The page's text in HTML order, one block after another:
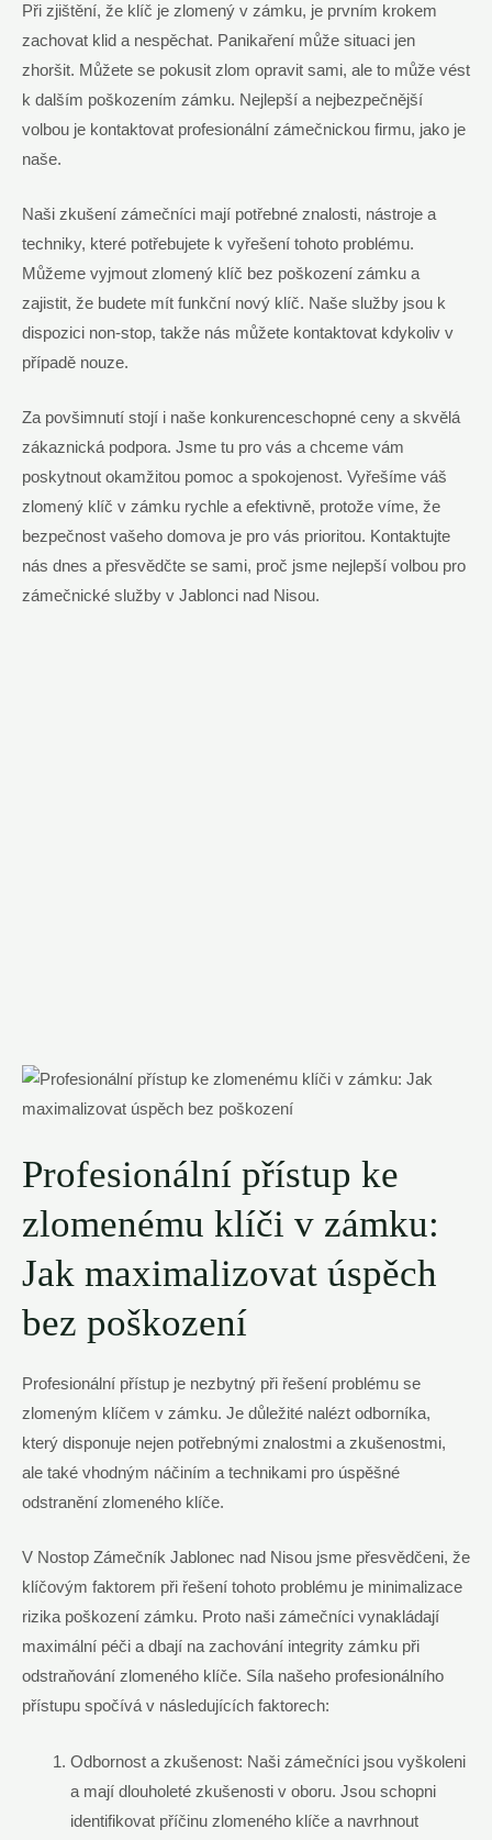
Při zjištění, že klíč je zlomený v zámku, je prvním krokem
zachovat klid a nespěchat. Panikaření může situaci jen
zhoršit. Můžete se pokusit zlom opravit sami, ale to může vést
k dalším poškozením zámku. Nejlepší a nejbezpečnější
volbou je kontaktovat profesionální zámečnickou firmu, jako je
naše.
Naši zkušení zámečníci mají potřebné znalosti, nástroje a
techniky, které potřebujete k vyřešení tohoto problému.
Můžeme vyjmout zlomený klíč bez poškození zámku a
zajistit, že budete mít funkční nový klíč. Naše služby jsou k
dispozici non-stop, takže nás můžete kontaktovat kdykoliv v
případě nouze.
Za povšimnutí stojí i naše konkurenceschopné ceny a skvělá
zákaznická podpora. Jsme tu pro vás a chceme vám
poskytnout okamžitou pomoc a spokojenost. Vyřešíme váš
zlomený klíč v zámku rychle a efektivně, protože víme, že
bezpečnost vašeho domova je pro vás prioritou. Kontaktujte
nás dnes a přesvědčte se sami, proč jsme nejlepší volbou pro
zámečnické služby v Jablonci nad Nisou.
Profesionální přístup ke
zlomenému klíči v zámku:
Jak maximalizovat úspěch
bez poškození
Profesionální přístup je nezbytný při řešení problému se
zlomeným klíčem v zámku. Je důležité nalézt odborníka,
který disponuje nejen potřebnými znalostmi a zkušenostmi,
ale také vhodným náčiním a technikami pro úspěšné
odstranění zlomeného klíče.
V Nostop Zámečník Jablonec nad Nisou jsme přesvědčeni, že
klíčovým faktorem při řešení tohoto problému je minimalizace
rizika poškození zámku. Proto naši zámečníci vynakládají
maximální péči a dbají na zachování integrity zámku při
odstraňování zlomeného klíče. Síla našeho profesionálního
přístupu spočívá v následujících faktorech:
Odbornost a zkušenost: Naši zámečníci jsou vyškoleni
a mají dlouholeté zkušenosti v oboru. Jsou schopni
identifikovat příčinu zlomeného klíče a navrhnout